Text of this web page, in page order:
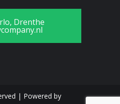
Drenthe
| Powered by